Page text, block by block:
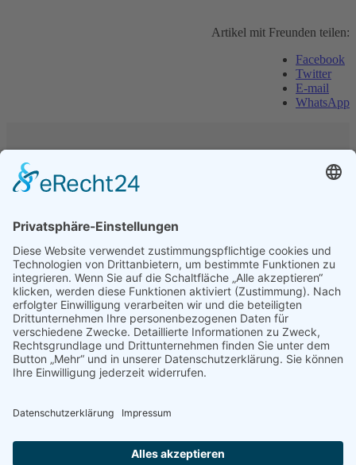
Artikel mit Freunden teilen:
Facebook
Twitter
E-mail
WhatsApp
Openstreetmap. Wenn Sie die Karte sehen wollen,
Ja, bitte Karte anzeigen
Freunde des Tierparks Gettorf e.V.
24214 Gettorf